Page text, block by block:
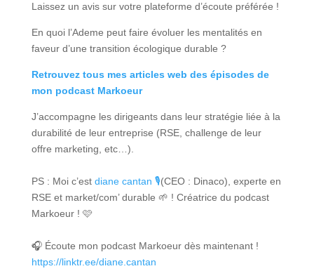
Laissez un avis sur votre plateforme d’écoute préférée !
En quoi l’Ademe peut faire évoluer les mentalités en
faveur d’une transition écologique durable ?
Retrouvez tous mes articles web des épisodes de
mon podcast Markoeur
J’accompagne les dirigeants dans leur stratégie liée à la
durabilité de leur entreprise (RSE, challenge de leur
offre marketing, etc…).
PS : Moi c’est diane cantan 🎙(CEO : Dinaco), experte en
RSE et market/com’ durable 🌱 ! Créatrice du podcast
Markoeur ! 🩷
🎧 Écoute mon podcast Markoeur dès maintenant !
https://linktr.ee/diane.cantan